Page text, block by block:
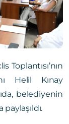
Toplantısı’nın
Helil Kınay
belediyenin